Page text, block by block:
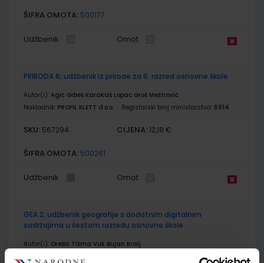
ŠIFRA OMOTA: 500177
Udžbenik Omot
PRIRODA 6; udžbenik iz prirode za 6. razred osnovne škole
Autor(i): Agić Grbeš Karakaš Lopac Groš Meštrović
Nakladnik: PROFIL KLETT d.o.o. Registarski broj ministarstva: 6914
SKU: 567294 CIJENA: 12,18 €
ŠIFRA OMOTA: 500261
Udžbenik Omot
GEA 2; udžbenik geografije s dodatnim digitalnim
sadržajima u šestom razredu osnovne škole
Autor(i): Orešić Tišma Vuk Bujan Kralj
Registarski broj ministarstva: 7018